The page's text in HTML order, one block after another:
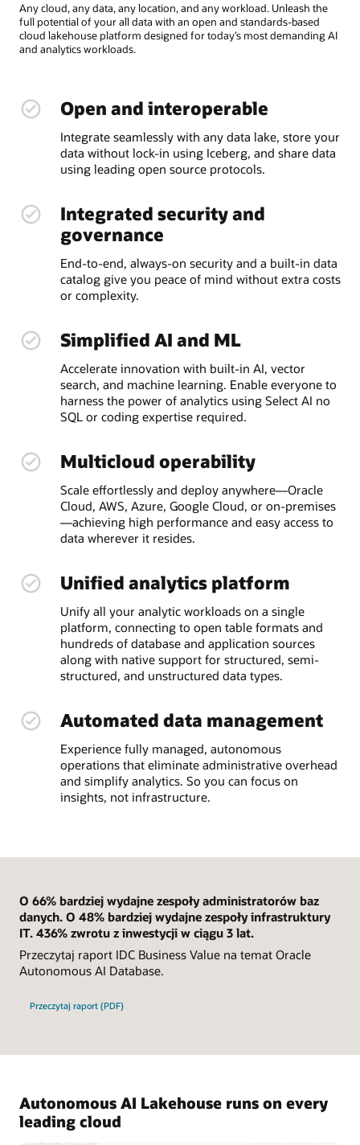
Any cloud, any data, any location, and any workload. Unleash the
full potential of your all data with an open and standards-based
cloud lakehouse platform designed for today’s most demanding AI
and analytics workloads.
Open and interoperable
Integrate seamlessly with any data lake, store your
data without lock-in using Iceberg, and share data
using leading open source protocols.
Integrated security and
governance
End-to-end, always-on security and a built-in data
catalog give you peace of mind without extra costs
or complexity.
Simplified AI and ML
Accelerate innovation with built-in AI, vector
search, and machine learning. Enable everyone to
harness the power of analytics using Select AI no
SQL or coding expertise required.
Multicloud operability
Scale effortlessly and deploy anywhere—Oracle
Cloud, AWS, Azure, Google Cloud, or on-premises
—achieving high performance and easy access to
data wherever it resides.
Unified analytics platform
Unify all your analytic workloads on a single
platform, connecting to open table formats and
hundreds of database and application sources
along with native support for structured, semi-
structured, and unstructured data types.
Automated data management
Experience fully managed, autonomous
operations that eliminate administrative overhead
and simplify analytics. So you can focus on
insights, not infrastructure.
O 66% bardziej wydajne zespoły administratorów baz
danych. O 48% bardziej wydajne zespoły infrastruktury
IT. 436% zwrotu z inwestycji w ciągu 3 lat.
Przeczytaj raport IDC Business Value na temat Oracle
Autonomous AI Database.
Przeczytaj raport (PDF)
Autonomous AI Lakehouse runs on every
leading cloud